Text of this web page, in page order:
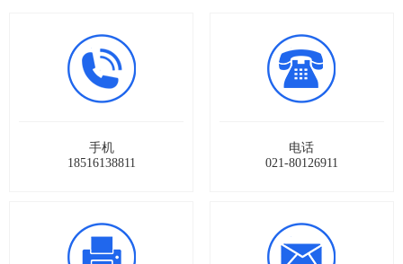
手机
18516138811
电话
021-80126911